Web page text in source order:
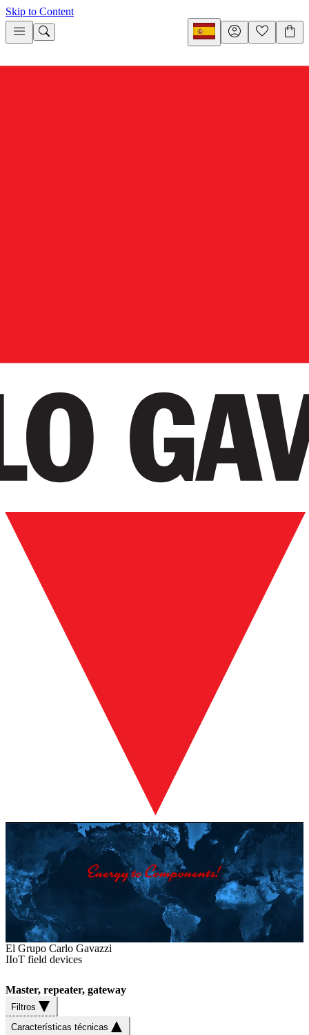
Skip to Content
El Grupo Carlo Gavazzi
IIoT field devices
Master, repeater, gateway
Filtros
Características técnicas